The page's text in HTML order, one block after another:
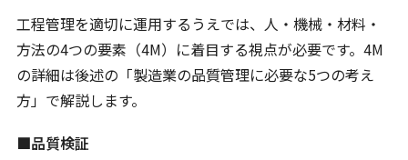
工程管理を適切に運用するうえでは、人・機械・材料・
方法の4つの要素（4M）に着目する視点が必要です。4M
の詳細は後述の「製造業の品質管理に必要な5つの考え
方」で解説します。
■品質検証